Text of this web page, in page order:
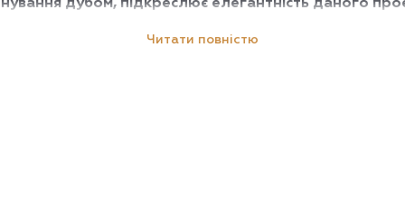
дубом, підкреслює елегантність даного
Читати повністю